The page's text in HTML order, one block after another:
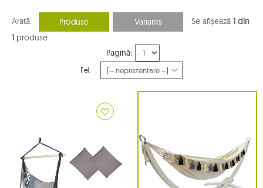
Arată: Produse Variants Se afișează 1 din
1 produse
Pagină:
Fel: